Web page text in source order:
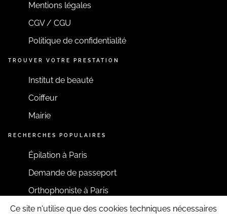
Mentions légales
CGV / CGU
Politique de confidentialité
TROUVER VOTRE PRESTATION
Institut de beauté
Coiffeur
Mairie
RECHERCHES POPULAIRES
Épilation à Paris
Demande de passeport
Orthophoniste à Paris
RESTONS CONNECTÉS
Ce site n'utilise que des cookies techniques nécessaires